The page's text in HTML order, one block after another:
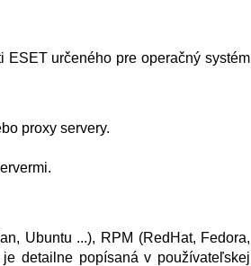
ESET určeného pre operačný systém
proxy servery.
Ubuntu ...), RPM (RedHat, Fedora,
detailne popísaná v používateľskej